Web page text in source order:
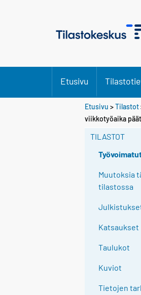
Etusivu
Etusivu >Tilastot
viikkotyöaika
TILASTOT
Muutoksia
tilastossa
Katsaukset
Taulukot
Kuviot
Tietojen